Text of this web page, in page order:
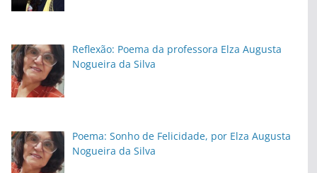
Reflexão: Poema da professora Elza Augusta
Nogueira da Silva
Poema: Sonho de Felicidade, por Elza Augusta
Nogueira da Silva